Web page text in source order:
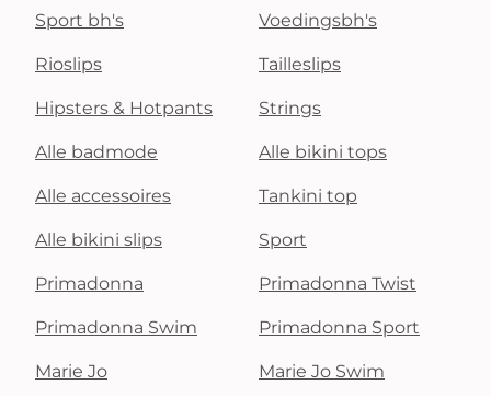
Sport bh's Voedingsbh's
Rioslips Tailleslips
Hipsters & Hotpants Strings
Alle badmode Alle bikini tops
Alle accessoires Tankini top
Alle bikini slips Sport
Primadonna Primadonna Twist
Primadonna Swim Primadonna Sport
Marie Jo Marie Jo Swim